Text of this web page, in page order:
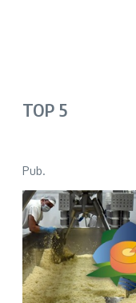
TOP 5
Pub.